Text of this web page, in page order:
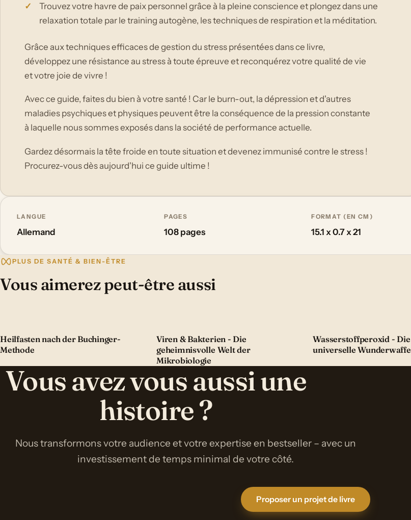
Trouvez votre havre de paix personnel grâce à la pleine conscience et plongez dans une
relaxation totale par le training autogène, les techniques de respiration et la méditation.
Grâce aux techniques efficaces de gestion du stress présentées dans ce livre,
développez une résistance au stress à toute épreuve et reconquérez votre qualité de vie
et votre joie de vivre !
Avec ce guide, faites du bien à votre santé ! Car le burn-out, la dépression et d'autres
maladies psychiques et physiques peuvent être la conséquence de la pression constante
à laquelle nous sommes exposés dans la société de performance actuelle.
Gardez désormais la tête froide en toute situation et devenez immunisé contre le stress !
Procurez-vous dès aujourd'hui ce guide ultime !
LANGUE
Allemand
PAGES
108 pages
FORMAT (EN CM)
15.1 x 0.7 x 21
PLUS DE SANTÉ & BIEN-ÊTRE
Vous aimerez peut-être aussi
Heilfasten nach der Buchinger-
Methode
Viren & Bakterien - Die
geheimnisvolle Welt der
Mikrobiologie
Wasserstoffperoxid - Die
universelle Wunderwaffe
Vous avez vous aussi une
histoire ?
Nous transformons votre audience et votre expertise en bestseller – avec un
investissement de temps minimal de votre côté.
Proposer un projet de livre